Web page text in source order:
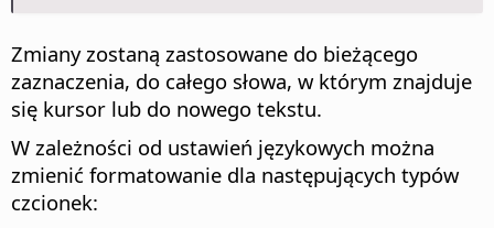
Zmiany zostaną zastosowane do bieżącego
zaznaczenia, do całego słowa, w którym znajduje
się kursor lub do nowego tekstu.
W zależności od ustawień językowych można
zmienić formatowanie dla następujących typów
czcionek: